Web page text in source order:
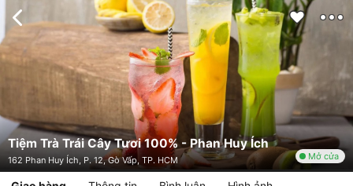
Tiệm Trà Trái Cây Tươi 100% - Phan Huy Ích
162 Phan Huy Ích, P. 12, Gò Vấp, TP. HCM Mở cửa